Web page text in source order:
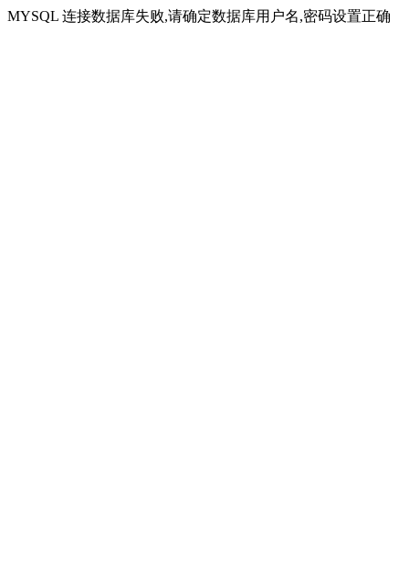
MYSQL 连接数据库失败,请确定数据库用户名,密码设置正确